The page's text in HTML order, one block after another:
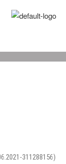
311288156)